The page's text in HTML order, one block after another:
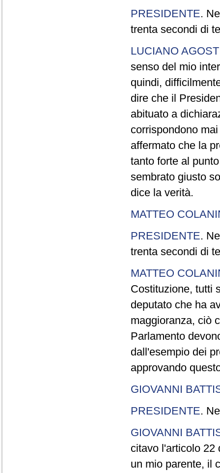
PRESIDENTE.
trenta secondi di
LUCIANO
senso del mio
quindi,
dire che il
abituato a
corrispondono
affermato che la
tanto forte al
sembrato giusto
dice la verità.
MATTEO
PRESIDENTE.
trenta secondi di
MATTEO
Costituzione, tutti
deputato che ha
maggioranza, ciò
Parlamento
dall'esempio dei
approvando
GIOVANNI
PRESIDENTE.
GIOVANNI
citavo l'articolo 22
un mio parente, il